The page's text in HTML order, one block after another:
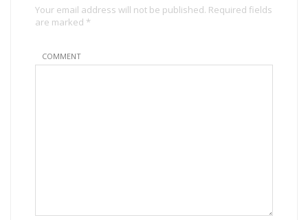
Your email address will not be published. Required fields
are marked *
COMMENT